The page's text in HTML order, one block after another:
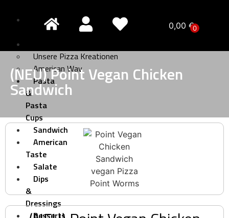
Pizza
Creativo
Unsere Pizza Kreationen
American Way
Pasta
&
Pasta
Cups
Sandwich
American
Taste
Salate
Dips
&
Dressings
Desserts
0,00€0
(NEU) Point Vegan Chicken
Sandwich